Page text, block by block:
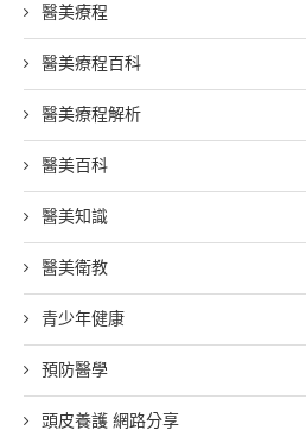
醫美療程
醫美療程百科
醫美療程解析
醫美百科
醫美知識
醫美衛教
青少年健康
預防醫學
頭皮養護 網路分享